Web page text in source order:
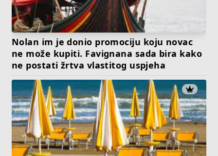
Nolan im je donio promociju koju novac
ne može kupiti. Favignana sada bira kako
ne postati žrtva vlastitog uspjeha